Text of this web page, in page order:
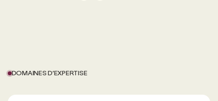
DOMAINES D’EXPERTISE